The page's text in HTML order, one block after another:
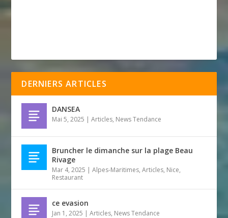
DERNIERS ARTICLES
DANSEA
Mai 5, 2025 |Articles, News Tendance
Bruncher le dimanche sur la plage Beau
Rivage
Mar 4, 2025 |Alpes-Maritimes,Articles, Nice,
Restaurant
ce evasion
Jan 1, 2025 |Articles, News Tendance